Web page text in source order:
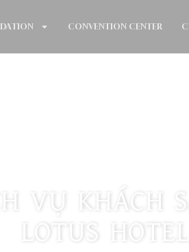
CONVENTION CENTER
VỤ KHÁCH
LOTUS